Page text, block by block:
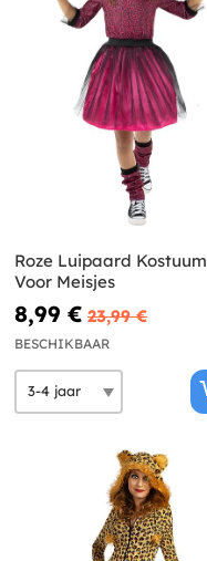
Roze Luipaard Kostuum
Voor Meisjes
8,99 € 23,99 €
BESCHIKBAAR